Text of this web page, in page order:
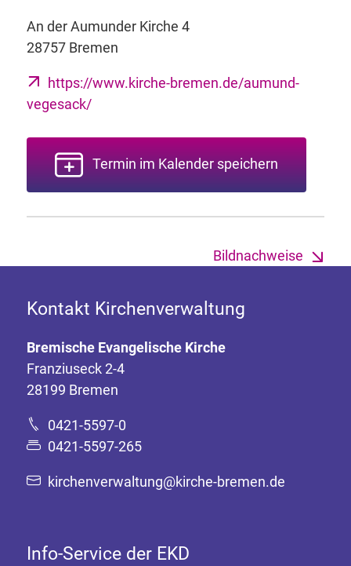
An der Aumunder Kirche 4
28757 Bremen
https://www.kirche-bremen.de/aumund-
vegesack/
Termin im Kalender speichern
Bildnachweise
Kontakt Kirchenverwaltung
Bremische Evangelische Kirche
Franziuseck 2-4
28199 Bremen
0421-5597-0
0421-5597-265
kirchenverwaltung@kirche-bremen.de
Info-Service der EKD